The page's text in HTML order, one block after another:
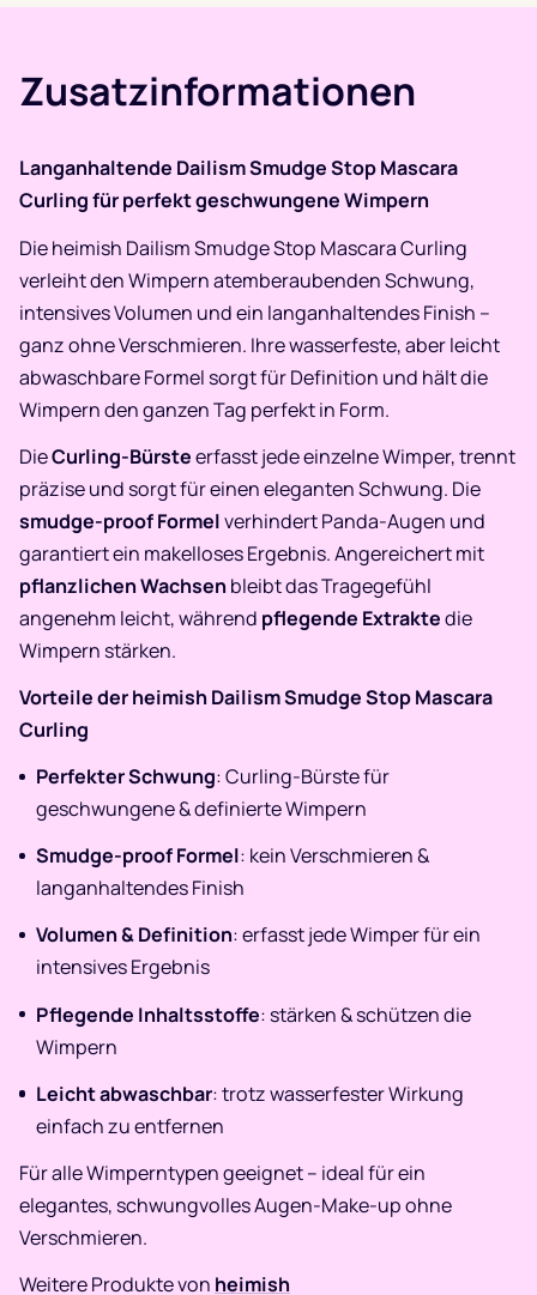
Zusatzinformationen
Langanhaltende Dailism Smudge Stop Mascara
Curling für perfekt geschwungene Wimpern
Die heimish Dailism Smudge Stop Mascara Curling
verleiht den Wimpern atemberaubenden Schwung,
intensives Volumen und ein langanhaltendes Finish –
ganz ohne Verschmieren. Ihre wasserfeste, aber leicht
abwaschbare Formel sorgt für Definition und hält die
Wimpern den ganzen Tag perfekt in Form.
DieCurling-Bürsteerfasst jede einzelne Wimper, trennt
präzise und sorgt für einen eleganten Schwung. Die
smudge-proof Formelverhindert Panda-Augen und
garantiert ein makelloses Ergebnis. Angereichert mit
pflanzlichen Wachsen bleibt das Tragegefühl
angenehm leicht, während pflegende Extraktedie
Wimpern stärken.
Vorteile der heimish Dailism Smudge Stop Mascara
Curling
Perfekter Schwung: Curling-Bürste für
geschwungene & definierte Wimpern
Smudge-proof Formel: kein Verschmieren &
langanhaltendes Finish
Volumen & Definition: erfasst jede Wimper für ein
intensives Ergebnis
Pflegende Inhaltsstoffe: stärken & schützen die
Wimpern
Leicht abwaschbar: trotz wasserfester Wirkung
einfach zu entfernen
Für alle Wimperntypen geeignet – ideal für ein
elegantes, schwungvolles Augen-Make-up ohne
Verschmieren.
Weitere Produkte von heimish